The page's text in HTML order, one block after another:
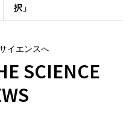
択」
イエンスへ
SCIENCE